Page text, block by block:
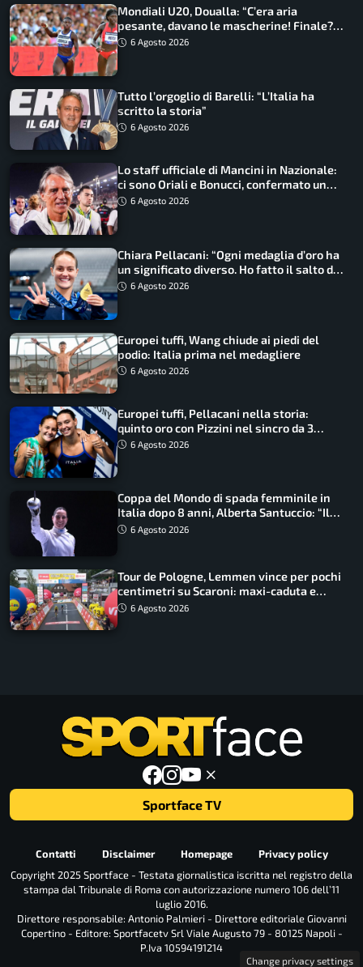
Mondiali U20, Doualla: “C’era aria
pesante, davano le mascherine! Finale?
Non ho nulla da perdere”
6 Agosto 2026
Tutto l’orgoglio di Barelli: “L’Italia ha
scritto la storia”
6 Agosto 2026
Lo staff ufficiale di Mancini in Nazionale:
ci sono Oriali e Bonucci, confermato un
ritorno
6 Agosto 2026
Chiara Pellacani: “Ogni medaglia d’oro ha
un significato diverso. Ho fatto il salto di
qualità”
6 Agosto 2026
Europei tuffi, Wang chiude ai piedi del
podio: Italia prima nel medagliere
6 Agosto 2026
Europei tuffi, Pellacani nella storia:
quinto oro con Pizzini nel sincro da 3
metri
6 Agosto 2026
Coppa del Mondo di spada femminile in
Italia dopo 8 anni, Alberta Santuccio: “Il
lavoro dà sempre i suoi frutti”
6 Agosto 2026
Tour de Pologne, Lemmen vince per pochi
centimetri su Scaroni: maxi-caduta e
tappa accorciata
6 Agosto 2026
Sportface TV
Contatti Disclaimer Homepage
Privacy policy
Copyright 2025 Sportface - Testata giornalistica iscritta nel registro della
stampa dal Tribunale di Roma con autorizzazione numero 106 dell’11
luglio 2016.
Direttore responsabile: Antonio Palmieri - Direttore editoriale Giovanni
Copertino - Editore: Sportfacetv Srl Viale Augusto 79 - 80125 Napoli -
P.Iva 10594191214
Change privacy settings